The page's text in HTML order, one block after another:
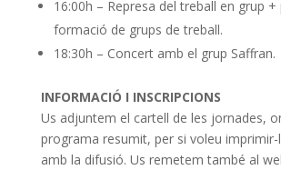
16:00h – Represa del treball en grup +
formació de grups de treball.
18:30h – Concert amb el grup Saffran.
INFORMACIÓ I INSCRIPCIONS
Us adjuntem el cartell de les jornades,
programa resumit, per si voleu
amb la difusió. Us remetem també al